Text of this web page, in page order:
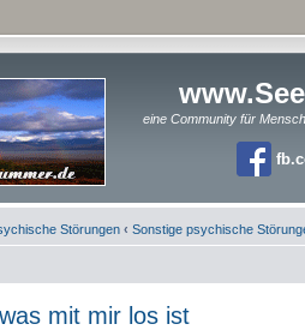
eine Community für
Störungen ‹ Sonstige psychische
mit mir los ist